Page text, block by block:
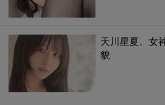
天川星夏、女
貌